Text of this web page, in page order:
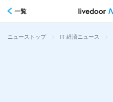
一覧
ニューストップ > IT 経済ニュース >